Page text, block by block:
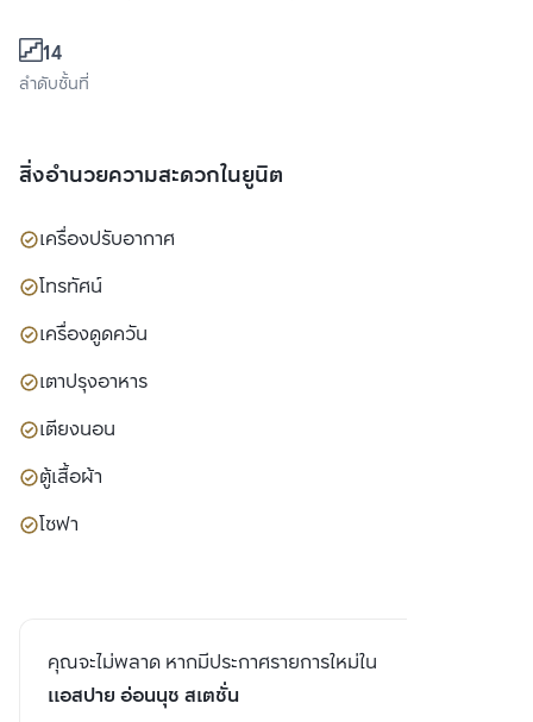
14
ลำดับชั้นที่
สิ่งอำนวยความสะดวกในยูนิต
เครื่องปรับอากาศ
โทรทัศน์
เครื่องดูดควัน
เตาปรุงอาหาร
เตียงนอน
ตู้เสื้อผ้า
โซฟา
คุณจะไม่พลาด หากมีประกาศรายการใหม่ใน
แอสปาย อ่อนนุช สเตชั่น